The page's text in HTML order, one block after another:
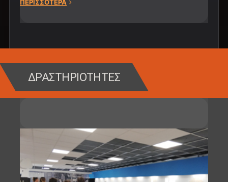
ΠΕΡΙΣΣΟΤΕΡΑ
ΔΡΑΣΤΗΡΙΟΤΗΤΕΣ